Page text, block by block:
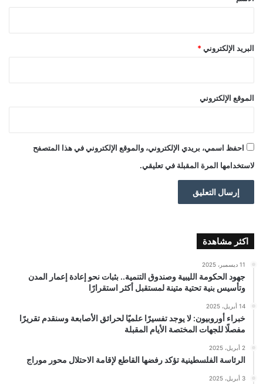
البريد الإلكتروني *
الموقع الإلكتروني
احفظ اسمي، بريدي الإلكتروني، والموقع الإلكتروني في هذا المتصفح
لاستخدامها المرة المقبلة في تعليقي.
اكثر مشاهدة
11 ديسمبر، 2025
جهود الحكومة الليبية وصندوق التنمية.. بثبات نحو إعادة إعمار المدن
وتأسيس بنية تحتية متينة لمستقبل أكثر استقرارًا
14 أبريل، 2025
خبراء أوروبيون: لا يوجد تفسيرًا علميًا لحرائق الأصابعة وسنقدم تقريرًا
مفصلًا للجهات المختصة الأيام المقبلة
2 أبريل، 2025
الرئاسة الفلسطينية تؤكد رفضها القاطع لإقامة الاحتلال محور موراج
3 أبريل، 2025